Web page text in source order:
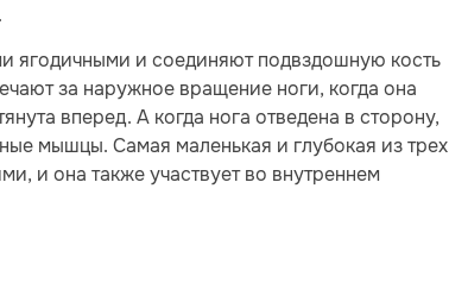
ягодичными и соединяют подвздошную кость
за наружное вращение ноги, когда она
вперед. А когда нога отведена в сторону,
мышцы. Самая маленькая и глубокая из трех
и она также участвует во внутреннем